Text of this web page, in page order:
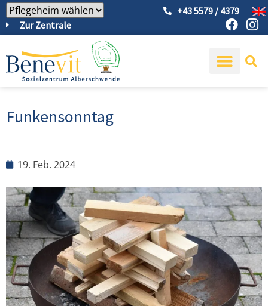
Zur Zentrale
+43 5579 / 4379
Funkensonntag
19. Feb. 2024